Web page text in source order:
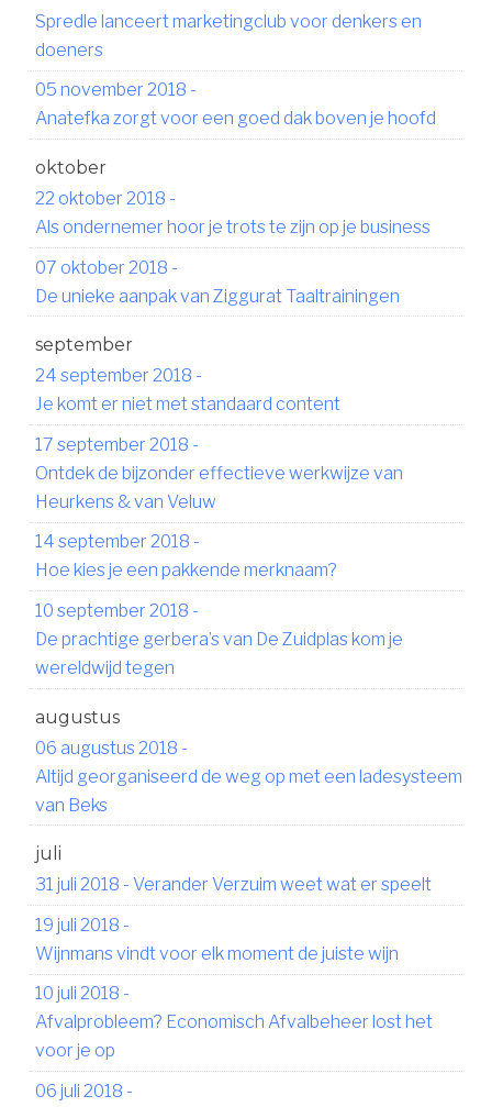
Spredle lanceert marketingclub voor denkers en
doeners
05 november 2018 -
Anatefka zorgt voor een goed dak boven je hoofd
oktober
22 oktober 2018 -
Als ondernemer hoor je trots te zijn op je business
07 oktober 2018 -
De unieke aanpak van Ziggurat Taaltrainingen
september
24 september 2018 -
Je komt er niet met standaard content
17 september 2018 -
Ontdek de bijzonder effectieve werkwijze van
Heurkens & van Veluw
14 september 2018 -
Hoe kies je een pakkende merknaam?
10 september 2018 -
De prachtige gerbera’s van De Zuidplas kom je
wereldwijd tegen
augustus
06 augustus 2018 -
Altijd georganiseerd de weg op met een ladesysteem
van Beks
juli
31 juli 2018 - Verander Verzuim weet wat er speelt
19 juli 2018 -
Wijnmans vindt voor elk moment de juiste wijn
10 juli 2018 -
Afvalprobleem? Economisch Afvalbeheer lost het
voor je op
06 juli 2018 -